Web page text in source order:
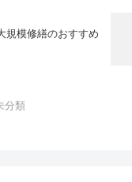
規模修繕のおすすめ
分類